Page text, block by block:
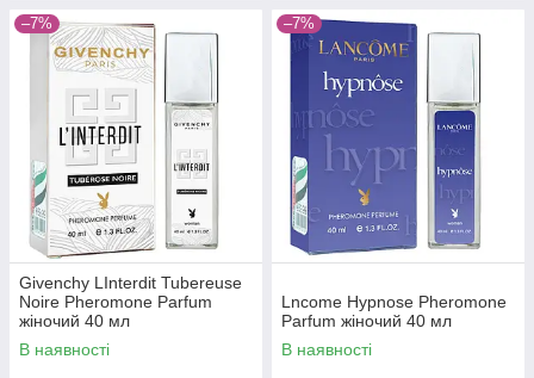
–7%
Givenchy LInterdit Tubereuse
Noire Pheromone Parfum
жіночий 40 мл
В наявності
–7%
Lncome Hypnose Pheromone
Parfum жіночий 40 мл
В наявності